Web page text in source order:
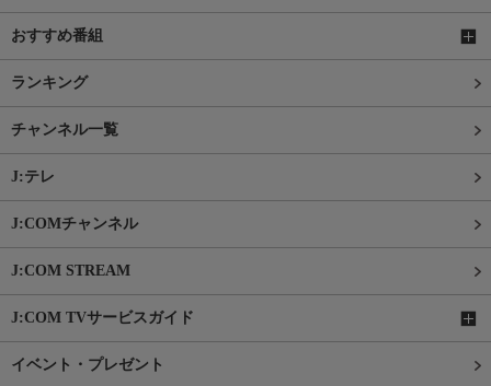
おすすめ番組
ランキング
チャンネル一覧
J:テレ
J:COMチャンネル
J:COM STREAM
J:COM TVサービスガイド
イベント・プレゼント